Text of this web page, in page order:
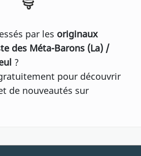
par les originaux
des Méta-Barons (La) /
?
pour découvrir
de nouveautés sur